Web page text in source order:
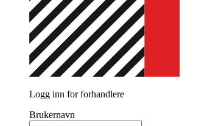
Logg inn for forhandlere
Brukernavn